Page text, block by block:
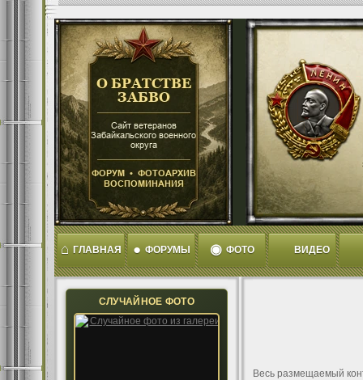
⌂ ГЛАВНАЯ ● ФОРУМЫ ◉ ФОТО ВИДЕО
СЛУЧАЙНОЕ ФОТО
Весь размещаемый